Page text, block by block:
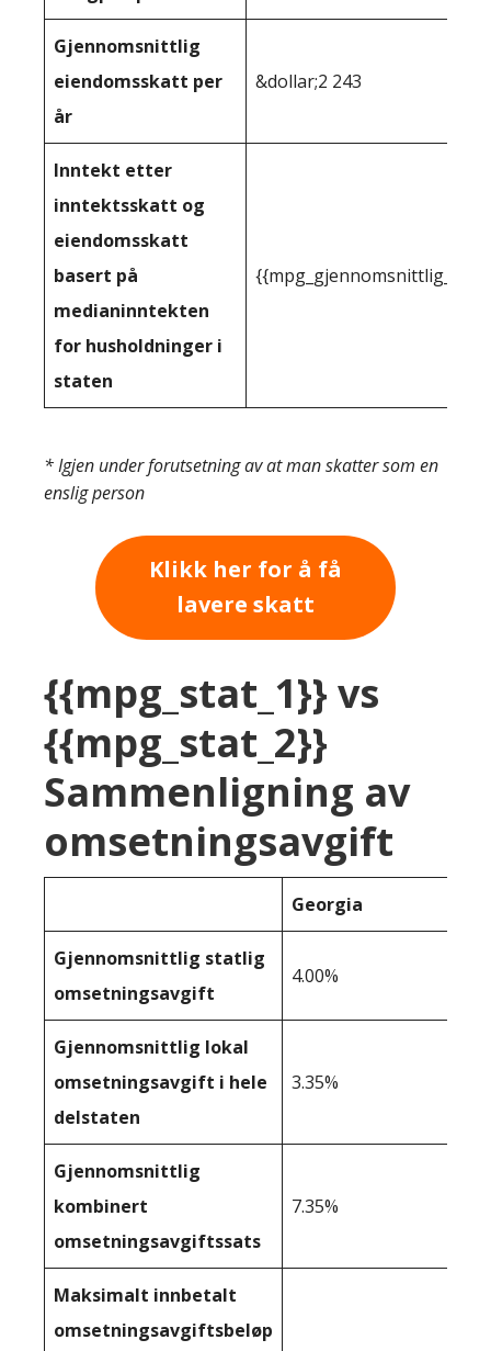
Gjennomsnittlig
eiendomsskatt per
år
&dollar;2 243
Inntekt etter
inntektsskatt og
eiendomsskatt
basert på
medianinntekten
for husholdninger i
staten
* Igjen under forutsetning av at man skatter som en
enslig person
Klikk her for å få
lavere skatt
{{mpg_stat_1}} vs
{{mpg_stat_2}}
Sammenligning av
omsetningsavgift
Georgia
Gjennomsnittlig statlig
omsetningsavgift
4.00%
Gjennomsnittlig lokal
omsetningsavgift i hele
delstaten
3.35%
Gjennomsnittlig
kombinert
omsetningsavgiftssats
7.35%
Maksimalt innbetalt
omsetningsavgiftsbeløp